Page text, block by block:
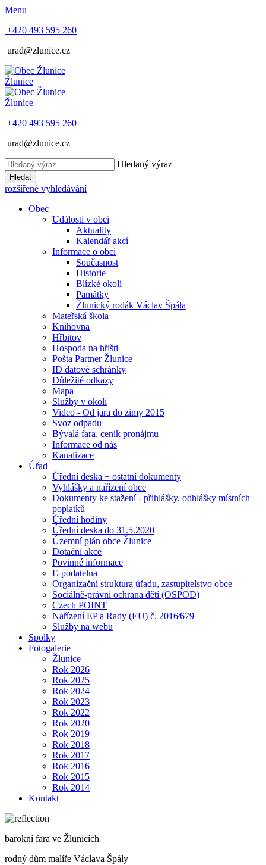
Menu
+420 493 595 260
urad@zlunice.cz
Žlunice
Žlunice
+420 493 595 260
urad@zlunice.cz
Hledaný výraz
Hledat
rozšířené vyhledávání
Obec
Události v obci
Aktuality
Kalendář akcí
Informace o obci
Současnost
Historie
Blízké okolí
Památky
Žlunický rodák Václav Špála
Mateřská škola
Knihovna
Hřbitov
Hospoda na hřišti
Pošta Partner Žlunice
ID datové schránky
Důležité odkazy
Mapa
Služby v okolí
Video - Od jara do zimy 2015
Svoz odpadu
Bývalá fara, ceník pronájmu
Informace od nás
Kanalizace
Úřad
Úřední deska + ostatní dokumenty
Vyhlášky a nařízení obce
Dokumenty ke stažení - přihlášky, odhlášky místních
poplatků
Úřední hodiny
Úřední deska do 31.5.2020
Územní plán obce Žlunice
Dotační akce
Povinné informace
E-podatelna
Organizační struktura úřadu, zastupitelstvo obce
Sociálně-právní ochrana dětí (OSPOD)
Czech POINT
Nařízení EP a Rady (EU) č. 2016⁄679
Služby na webu
Spolky
Fotogalerie
Žlunice
Rok 2026
Rok 2025
Rok 2024
Rok 2023
Rok 2022
Rok 2020
Rok 2019
Rok 2018
Rok 2017
Rok 2016
Rok 2015
Rok 2014
Kontakt
barokní fara ve Žlunicích
rodný dům malíře Václava Špály